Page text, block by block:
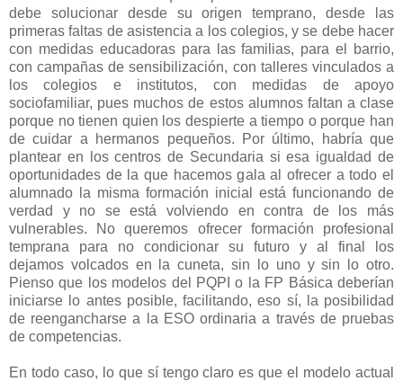
debe solucionar desde su origen temprano, desde las
primeras faltas de asistencia a los colegios, y se debe hacer
con medidas educadoras para las familias, para el barrio,
con campañas de sensibilización, con talleres vinculados a
los colegios e institutos, con medidas de apoyo
sociofamiliar, pues muchos de estos alumnos faltan a clase
porque no tienen quien los despierte a tiempo o porque han
de cuidar a hermanos pequeños. Por último, habría que
plantear en los centros de Secundaria si esa igualdad de
oportunidades de la que hacemos gala al ofrecer a todo el
alumnado la misma formación inicial está funcionando de
verdad y no se está volviendo en contra de los más
vulnerables. No queremos ofrecer formación profesional
temprana para no condicionar su futuro y al final los
dejamos volcados en la cuneta, sin lo uno y sin lo otro.
Pienso que los modelos del PQPI o la FP Básica deberían
iniciarse lo antes posible, facilitando, eso sí, la posibilidad
de reengancharse a la ESO ordinaria a través de pruebas
de competencias.
En todo caso, lo que sí tengo claro es que el modelo actual